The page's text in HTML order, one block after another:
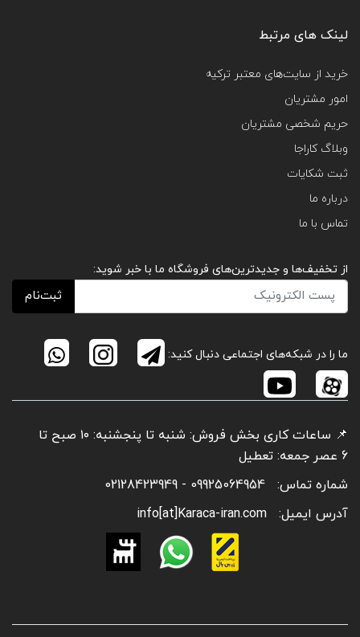
لینک های مرتبط
خرید از سایت‌های معتبر ترکیه
امور مشتریان
حریم شخصی مشتریان
وبلاگ کاراجا
ثبت شکایات
درباره ما
تماس با ما
از تخفیف‌ها و جدیدترین‌های فروشگاه ما با خبر شوید:
ثبت‌نام
ما را در شبکه‌های اجتماعی دنبال کنید:
📌 ساعات کاری بخش فروش: شنبه تا پنجشنبه: ۱۰ صبح تا
6 عصر جمعه: تعطیل
شماره تماس:
09925064954 - 02128423949
آدرس ایمیل:
info[at]Karaca-iran.com